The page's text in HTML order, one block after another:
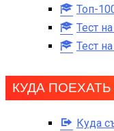
Топ-
Тест
Тест
КУДА ПОЕХАТЬ
Куда